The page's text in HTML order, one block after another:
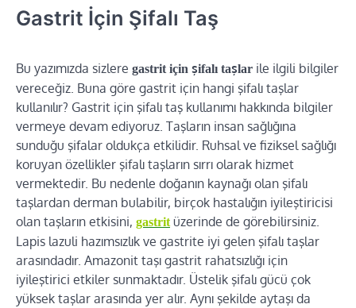
Gastrit İçin Şifalı Taş
Bu yazımızda sizlere gastrit için şifalı taşlar ile ilgili bilgiler
vereceğiz. Buna göre gastrit için hangi şifalı taşlar
kullanılır? Gastrit için şifalı taş kullanımı hakkında bilgiler
vermeye devam ediyoruz. Taşların insan sağlığına
sunduğu şifalar oldukça etkilidir. Ruhsal ve fiziksel sağlığı
koruyan özellikler şifalı taşların sırrı olarak hizmet
vermektedir. Bu nedenle doğanın kaynağı olan şifalı
taşlardan derman bulabilir, birçok hastalığın iyileştiricisi
olan taşların etkisini, gastritüzerinde de görebilirsiniz.
Lapis lazuli hazımsızlık ve gastrite iyi gelen şifalı taşlar
arasındadır. Amazonit taşı gastrit rahatsızlığı için
iyileştirici etkiler sunmaktadır. Üstelik şifalı gücü çok
yüksek taşlar arasında yer alır. Aynı şekilde aytaşı da